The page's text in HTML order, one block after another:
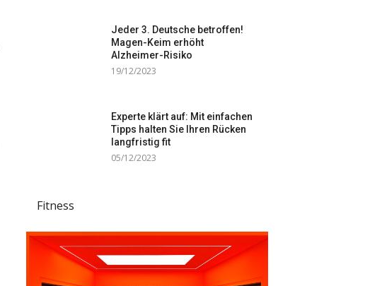
Jeder 3. Deutsche betroffen!
Magen-Keim erhöht
Alzheimer-Risiko
19/12/2023
Experte klärt auf: Mit einfachen
Tipps halten Sie Ihren Rücken
langfristig fit
05/12/2023
Fitness